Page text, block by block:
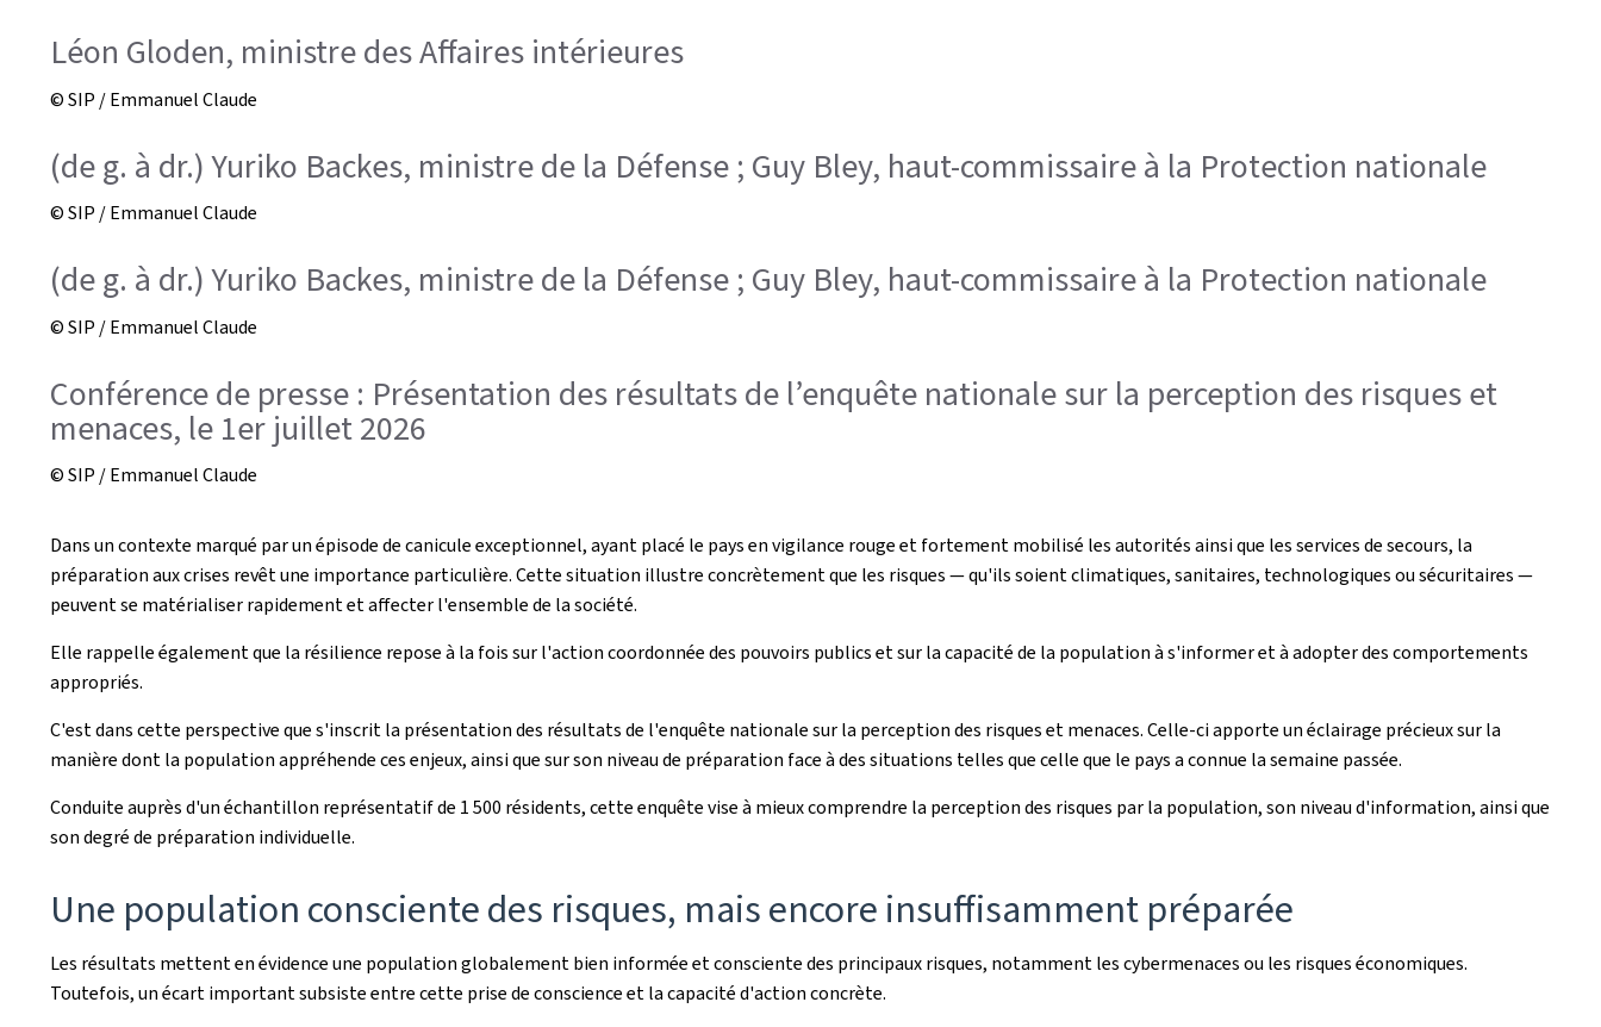
Léon Gloden, ministre des Affaires intérieures
© SIP / Emmanuel Claude
(de g. à dr.) Yuriko Backes, ministre de la Défense ; Guy Bley, haut-commissaire à la Protection nationale
© SIP / Emmanuel Claude
(de g. à dr.) Yuriko Backes, ministre de la Défense ; Guy Bley, haut-commissaire à la Protection nationale
© SIP / Emmanuel Claude
Conférence de presse : Présentation des résultats de l’enquête nationale sur la perception des risques et
menaces, le 1er juillet 2026
© SIP / Emmanuel Claude
Dans un contexte marqué par un épisode de canicule exceptionnel, ayant placé le pays en vigilance rouge et fortement mobilisé les autorités ainsi que les services de secours, la
préparation aux crises revêt une importance particulière. Cette situation illustre concrètement que les risques — qu'ils soient climatiques, sanitaires, technologiques ou sécuritaires —
peuvent se matérialiser rapidement et affecter l'ensemble de la société.
Elle rappelle également que la résilience repose à la fois sur l'action coordonnée des pouvoirs publics et sur la capacité de la population à s'informer et à adopter des comportements
appropriés.
C'est dans cette perspective que s'inscrit la présentation des résultats de l'enquête nationale sur la perception des risques et menaces. Celle-ci apporte un éclairage précieux sur la
manière dont la population appréhende ces enjeux, ainsi que sur son niveau de préparation face à des situations telles que celle que le pays a connue la semaine passée.
Conduite auprès d'un échantillon représentatif de 1 500 résidents, cette enquête vise à mieux comprendre la perception des risques par la population, son niveau d'information, ainsi que
son degré de préparation individuelle.
Une population consciente des risques, mais encore insuffisamment préparée
Les résultats mettent en évidence une population globalement bien informée et consciente des principaux risques, notamment les cybermenaces ou les risques économiques.
Toutefois, un écart important subsiste entre cette prise de conscience et la capacité d'action concrète.